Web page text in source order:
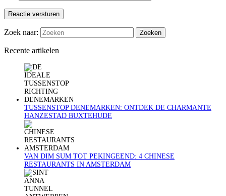
Reactie versturen
Zoek naar:
Recente artikelen
TUSSENSTOP DENEMARKEN: ONTDEK DE CHARMANTE
HANZESTAD BUXTEHUDE
VAN DIM SUM TOT PEKINGEEND: 4 CHINESE
RESTAURANTS IN AMSTERDAM